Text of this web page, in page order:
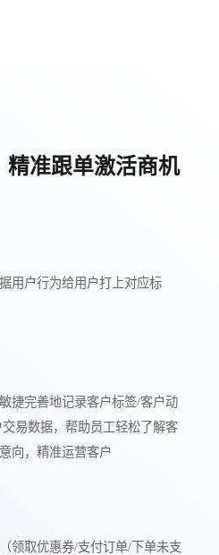
精准跟单激活商机
用户行为给用户打上对应标
捷完善地记录客户标签/客户动
易数据，帮助员工轻松了解客
向，精准运营客户
领取优惠券/支付订单/下单未支